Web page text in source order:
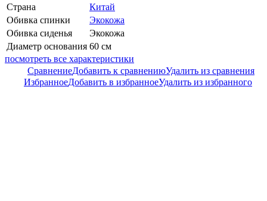
Страна
Китай
Обивка спинки
Экокожа
Обивка сиденья
Экокожа
Диаметр основания 60 см
посмотреть все характеристики
СравнениеДобавить к сравнениюУдалить из сравнения
ИзбранноеДобавить в избранноеУдалить из избранного